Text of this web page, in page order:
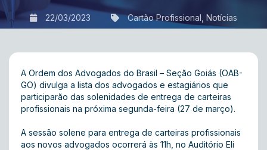
22/03/2023 Cartão Profissional Notícias
A Ordem dos Advogados do Brasil – Seção Goiás (OAB-
GO) divulga a lista dos advogados e estagiários que
participarão das solenidades de entrega de carteiras
profissionais na próxima segunda-feira (27 de março).
A sessão solene para entrega de carteiras profissionais
aos novos advogados ocorrerá às 11h, no Auditório Eli